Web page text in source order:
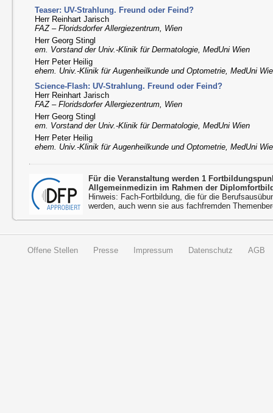
Teaser: UV-Strahlung. Freund oder Feind?
Herr Reinhart Jarisch
FAZ – Floridsdorfer Allergiezentrum, Wien
Herr Georg Stingl
em. Vorstand der Univ.-Klinik für Dermatologie, MedUni Wien
Herr Peter Heilig
ehem. Univ.-Klinik für Augenheilkunde und Optometrie, MedUni
Science-Flash: UV-Strahlung. Freund oder Feind?
Herr Reinhart Jarisch
FAZ – Floridsdorfer Allergiezentrum, Wien
Herr Georg Stingl
em. Vorstand der Univ.-Klinik für Dermatologie, MedUni Wien
Herr Peter Heilig
ehem. Univ.-Klinik für Augenheilkunde und Optometrie, MedUni
Für die Veranstaltung werden 1
Allgemeinmedizin im Rahmen der
Hinweis: Fach-Fortbildung, die für die
werden, auch wenn sie aus fachfremden
Offene Stellen Presse Impressum Datenschutz AGB